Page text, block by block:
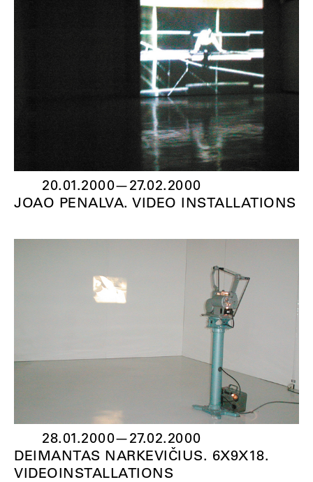
20.01.2000—27.02.2000
JOAO PENALVA. VIDEO INSTALLATIONS
28.01.2000—27.02.2000
DEIMANTAS NARKEVIČIUS. 6X9X18.
VIDEOINSTALLATIONS